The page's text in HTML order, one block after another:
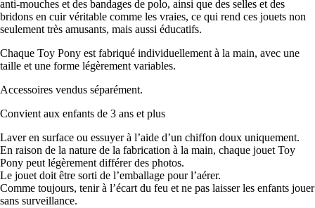
anti-mouches et des bandages de polo, ainsi que des selles et des
bridons en cuir véritable comme les vraies, ce qui rend ces jouets non
seulement très amusants, mais aussi éducatifs.
Chaque Toy Pony est fabriqué individuellement à la main, avec une
taille et une forme légèrement variables.
Accessoires vendus séparément.
Convient aux enfants de 3 ans et plus
Laver en surface ou essuyer à l’aide d’un chiffon doux uniquement.
En raison de la nature de la fabrication à la main, chaque jouet Toy
Pony peut légèrement différer des photos.
Le jouet doit être sorti de l’emballage pour l’aérer.
Comme toujours, tenir à l’écart du feu et ne pas laisser les enfants jouer
sans surveillance.